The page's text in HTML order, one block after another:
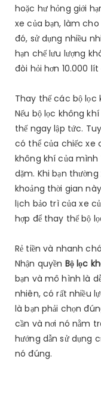
hoặc hư hỏng giới
xe của bạn, làm
đó, sử dụng nhiều
hạn chế lưu lượng
đòi hỏi hơn 10.000
Thay thế các bộ lọc
Nếu bộ lọc không
thế ngay lập tức.
có thể của chiếc xe
không khí của mình
dặm. Khi bạn
khoảng thời gian
lịch bảo trì của xe
hợp để thay thế bộ
Rẻ tiền và nhanh
Nhận quyền Bộ lọc
bạn và mô hình là
nhiên, có rất nhiều
là bạn phải chọn
cần và nơi nó nằm
hướng dẫn sử dụng
nó đúng.